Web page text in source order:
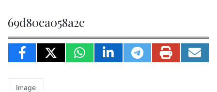
69d80ea058a2e
Image